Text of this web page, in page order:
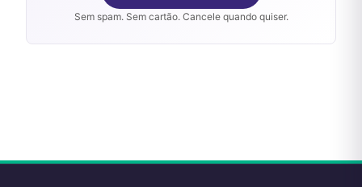
Sem spam. Sem cartão. Cancele quando quiser.